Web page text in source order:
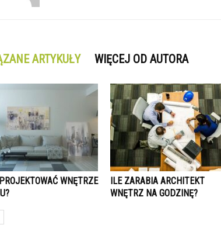
ARTYKUŁY WIĘCEJ OD AUTORA
WNĘTRZE
ILE ZARABIA ARCHITEKT
WNĘTRZ NA GODZINĘ?